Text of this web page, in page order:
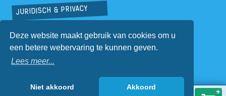
Deze website maakt gebruik van cookies om u
een betere webervaring te kunnen geven.
Lees meer...
Niet akkoord Akkoord
JURIDISCH & PRIVACY
ALGEMENE VOORWAARDEN